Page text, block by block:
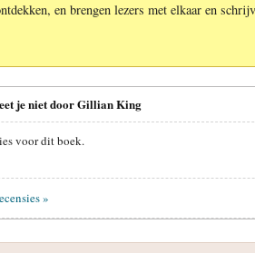
en brengen lezers met elkaar en
je niet door Gillian King
voor dit boek.
»